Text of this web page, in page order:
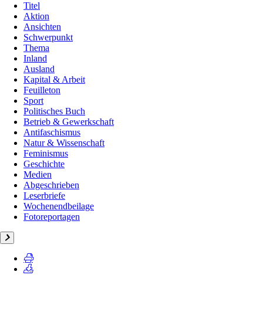
Titel
Aktion
Ansichten
Schwerpunkt
Thema
Inland
Ausland
Kapital & Arbeit
Feuilleton
Sport
Politisches Buch
Betrieb & Gewerkschaft
Antifaschismus
Natur & Wissenschaft
Feminismus
Geschichte
Medien
Abgeschrieben
Leserbriefe
Wochenendbeilage
Fotoreportagen